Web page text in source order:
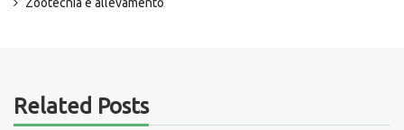
Related Posts